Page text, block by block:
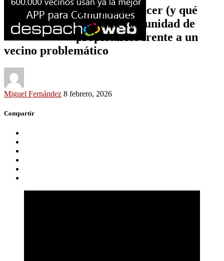
Qué puede hacer (y qué
NO) una comunidad de
propietarios frente a un
vecino problemático
Miguel Fernández 8 febrero, 2026
Compartir